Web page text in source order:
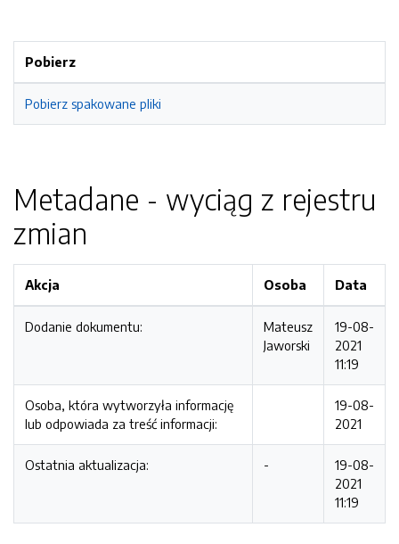
Pobierz
Pobierz spakowane pliki
Metadane - wyciąg z rejestru
zmian
Akcja Osoba Data
Dodanie dokumentu:
Mateusz
Jaworski
19-08-
2021
11:19
Osoba, która wytworzyła informację
lub odpowiada za treść informacji:
19-08-
2021
Ostatnia aktualizacja: -
19-08-
2021
11:19